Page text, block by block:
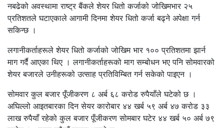
नबढेको अवस्थामा राष्ट्र बैंकले शेयर धितो कर्जाको जोखिमभार २५
प्रतिशतले घटाएकाले आगामी दिनमा शेयर धितो कर्जा बढ्ने अपेक्षा गर्न
सकिन्छ ।
लगानीकर्ताहरूले शेयर धितो कर्जाको जोखिम भार १०० प्रतिशतमा झार्न
माग गर्दै आएका थिए । लगानीकर्ताहरूको माग सम्बोधन भए पनि सोमवारको
शेयर बजारले उनीहरूको उत्साह प्रतिविम्बित गर्न सकेको पाइएन ।
सोमवार कुल बजार पूँजीकरण ८ अर्ब ६८ करोड रुपैयाँले घटेको छ ।
अघिल्लो आइतबारका दिन सेयर कारोबार ४४ खर्ब ५९ अर्ब ४७ करोड ३३
लाख रुपैयाँ रहेको कुल बजार पूँजीकरण सोमबार घटेर ४४ खर्ब ५० अर्ब ७९